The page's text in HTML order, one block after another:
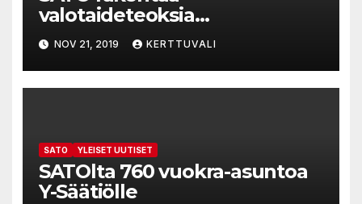
valotaideteoksia
pääkaupunkiseudun
naapurustoihin
NOV 21, 2019 KERTTUVALI
SATO YLEISET UUTISET
SATOlta 760 vuokra-asuntoa
Y-Säätiölle